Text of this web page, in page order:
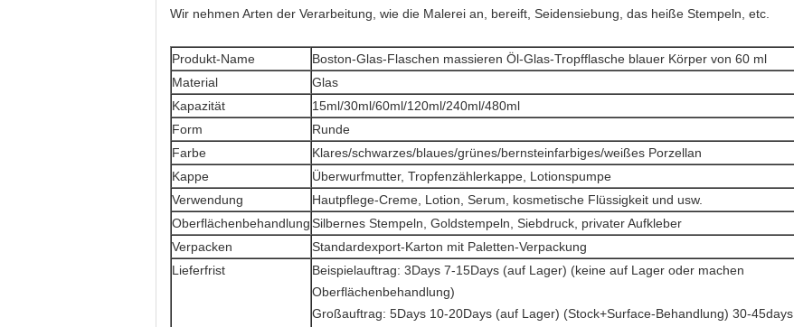
Wir nehmen Arten der Verarbeitung, wie die Malerei an, bereift, Seidensiebung, das heiße Stempeln, etc.
Produkt-Name
Boston-Glas-Flaschen massieren Öl-Glas-Tropfflasche blauer Körper von 60 ml
Material
Glas
Kapazität
15ml/30ml/60ml/120ml/240ml/480ml
Form
Runde
Farbe
Klares/schwarzes/blaues/grünes/bernsteinfarbiges/weißes Porzellan
Kappe
Überwurfmutter, Tropfenzählerkappe, Lotionspumpe
Verwendung
Hautpflege-Creme, Lotion, Serum, kosmetische Flüssigkeit und usw.
OberflächenbehandlungSilbernes Stempeln, Goldstempeln, Siebdruck, privater Aufkleber
Verpacken
Standardexport-Karton mit Paletten-Verpackung
Lieferfrist
Beispielauftrag: 3Days 7-15Days (auf Lager) (keine auf Lager oder machen
Oberflächenbehandlung)
Großauftrag: 5Days 10-20Days (auf Lager) (Stock+Surface-Behandlung) 30-45days